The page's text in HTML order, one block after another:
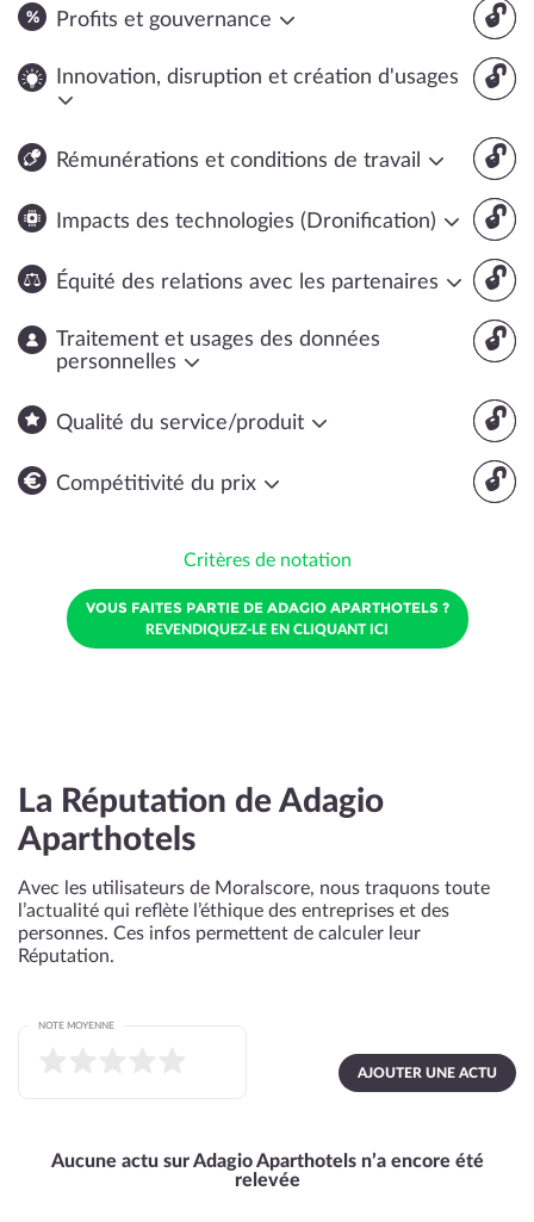
🔓
Profits et gouvernance
🔓
Innovation, disruption et création d'usages
🔓
Rémunérations et conditions de travail
🔓
Impacts des technologies (Dronification)
🔓
Équité des relations avec les partenaires
🔓
Traitement et usages des données
personnelles
🔓
Qualité du service/produit
🔓
Compétitivité du prix
Critères de notation
VOUS FAITES PARTIE DE ADAGIO APARTHOTELS ?
REVENDIQUEZ-LE EN CLIQUANT ICI
La Réputation de Adagio
Aparthotels
Avec les utilisateurs de Moralscore, nous traquons toute
l’actualité qui reflète l’éthique des entreprises et des
personnes. Ces infos permettent de calculer leur
Réputation.
AJOUTER UNE ACTU
NOTE MOYENNE
Aucune actu sur Adagio Aparthotels n’a encore été
relevée